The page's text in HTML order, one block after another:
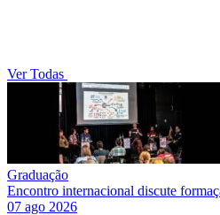
Ver Todas
Graduação
Encontro internacional discute
07 ago 2026